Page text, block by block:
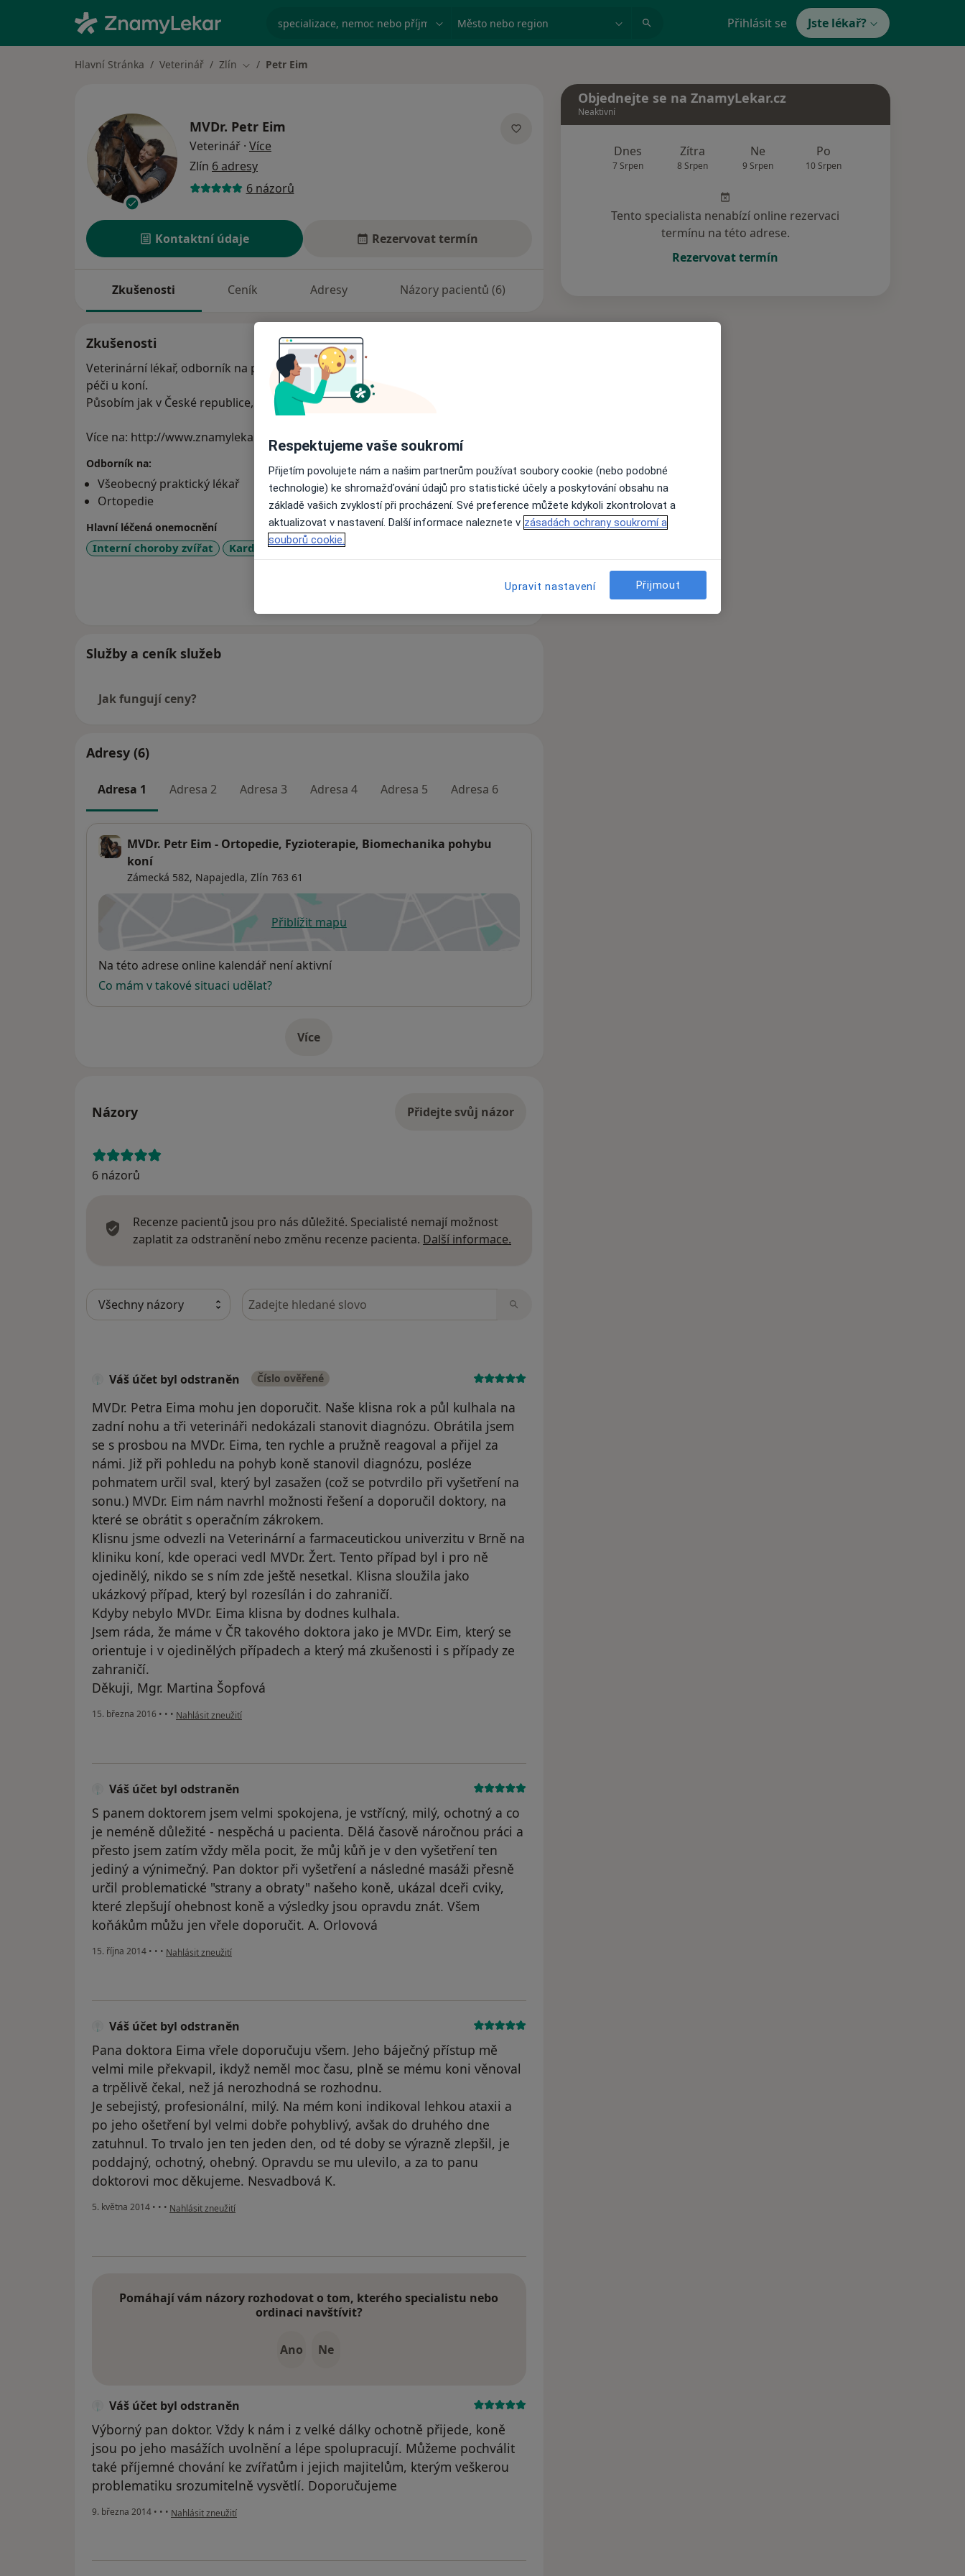
specializace, nemoc nebo příjmení Město nebo region Přihlásit se Jste lékař?
Hlavní Stránka Veterinář Zlín Změna města
Petr Eim
MVDr. Petr Eim
Veterinář · Více
Zlín 6 adresy
6 názorů
Kontaktní údaje Rezervovat termín
Zkušenosti Ceník Adresy Názory pacientů (6)
Zkušenosti
Veterinární lékař, odborník na pohybový aparát koní a všeobecnou veterinární
péči u koní.
Působím jak v České republice, tak i na Slovensku.
Více na: http://www.znamylekar.sk/petr-eim/veterinar/samorin
Odborník na:
Všeobecný praktický lékař
Ortopedie
Hlavní léčená onemocnění
Interní choroby zvířat Kardiovaskulárních onemocnění u zvířat
Služby a ceník služeb
Jak fungují ceny?
Adresy (6)
Adresa 1 Adresa 2 Adresa 3 Adresa 4 Adresa 5 Adresa 6
MVDr. Petr Eim - Ortopedie, Fyzioterapie, Biomechanika pohybu
koní
Zámecká 582, Napajedla, Zlín 763 61
Přiblížit mapuse otevře v nové záložce
Dostupnost
Na této adrese online kalendář není aktivní
Co mám v takové situaci udělat?
Víceo adrese
Názory Přidejte svůj názor
6 názorů
Recenze pacientů jsou pro nás důležité. Specialisté nemají možnost
zaplatit za odstranění nebo změnu recenze pacienta. Další informace.
Hledejte v názorech
Váš účet byl odstraněn Číslo ověřené
MVDr. Petra Eima mohu jen doporučit. Naše klisna rok a půl kulhala na
zadní nohu a tři veterináři nedokázali stanovit diagnózu. Obrátila jsem
se s prosbou na MVDr. Eima, ten rychle a pružně reagoval a přijel za
námi. Již při pohledu na pohyb koně stanovil diagnózu, posléze
pohmatem určil sval, který byl zasažen (což se potvrdilo při vyšetření na
sonu.) MVDr. Eim nám navrhl možnosti řešení a doporučil doktory, na
které se obrátit s operačním zákrokem.
Klisnu jsme odvezli na Veterinární a farmaceutickou univerzitu v Brně na
kliniku koní, kde operaci vedl MVDr. Žert. Tento případ byl i pro ně
ojedinělý, nikdo se s ním zde ještě nesetkal. Klisna sloužila jako
ukázkový případ, který byl rozesílán i do zahraničí.
Kdyby nebylo MVDr. Eima klisna by dodnes kulhala.
Jsem ráda, že máme v ČR takového doktora jako je MVDr. Eim, který se
orientuje i v ojedinělých případech a který má zkušenosti i s případy ze
zahraničí.
Děkuji, Mgr. Martina Šopfová
15. března 2016 • • • podle názoru uživatele Váš účet byl odstraněn
Nahlásit zneužití
Váš účet byl odstraněn
S panem doktorem jsem velmi spokojena, je vstřícný, milý, ochotný a co
je neméně důležité - nespěchá u pacienta. Dělá časově náročnou práci a
přesto jsem zatím vždy měla pocit, že můj kůň je v den vyšetření ten
jediný a výnimečný. Pan doktor při vyšetření a následné masáži přesně
určil problematické "strany a obraty" našeho koně, ukázal dceři cviky,
které zlepšují ohebnost koně a výsledky jsou opravdu znát. Všem
koňákům můžu jen vřele doporučit. A. Orlovová
15. října 2014 • • • podle názoru uživatele Váš účet byl odstraněn
Nahlásit zneužití
Váš účet byl odstraněn
Pana doktora Eima vřele doporučuju všem. Jeho báječný přístup mě
velmi mile překvapil, ikdyž neměl moc času, plně se mému koni věnoval
a trpělivě čekal, než já nerozhodná se rozhodnu.
Je sebejistý, profesionální, milý. Na mém koni indikoval lehkou ataxii a
po jeho ošetření byl velmi dobře pohyblivý, avšak do druhého dne
zatuhnul. To trvalo jen ten jeden den, od té doby se výrazně zlepšil, je
poddajný, ochotný, ohebný. Opravdu se mu ulevilo, a za to panu
doktorovi moc děkujeme. Nesvadbová K.
5. května 2014 • • • podle názoru uživatele Váš účet byl odstraněn
Nahlásit zneužití
Pomáhají vám názory rozhodovat o tom, kterého specialistu nebo
ordinaci navštívit?
Ano Ne
Váš účet byl odstraněn
Výborný pan doktor. Vždy k nám i z velké dálky ochotně přijede, koně
jsou po jeho masážích uvolnění a lépe spolupracují. Můžeme pochválit
také příjemné chování ke zvířatům i jejich majitelům, kterým veškerou
problematiku srozumitelně vysvětlí. Doporučujeme
9. března 2014 • • • podle názoru uživatele Váš účet byl odstraněn
Nahlásit zneužití
Objednejte se na ZnamyLekar.cz
Neaktivní
Dnes
7 Srpen
Zítra
8 Srpen
Ne
9 Srpen
Po
10 Srpen
Tento specialista nenabízí online rezervaci
termínu na této adrese.
Rezervovat termín
Respektujeme vaše soukromí
Přijetím povolujete nám a našim partnerům používat soubory cookie (nebo podobné
technologie) ke shromažďování údajů pro statistické účely a poskytování obsahu na
základě vašich zvyklostí při procházení. Své preference můžete kdykoli zkontrolovat a
aktualizovat v nastavení. Další informace naleznete v zásadách ochrany soukromí a
souborů cookie.
Upravit nastavení Přijmout